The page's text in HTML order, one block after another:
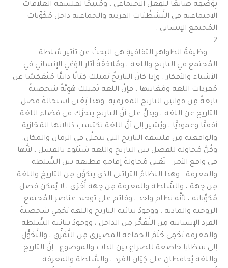
بِوَصْفِه صانعًا للفِعل الاجتماعي ، ومُنْتِجًا لفلسفة العلاقات
الاجتماعية في التَّشَظِّيَات الفردية والجماعية داخل مُكَوِّنات
المُجتمع الإنساني .
2
وظيفةُ الظواهرِ الثقافيةِ هي البحثُ عن تأثير سُلطة
المُجتمع في التاريخ واللغة ، ومُلاحَقَةُ آثار الوَعْي الإنساني في
الأشياء والأفكار . وإذا كانَ التاريخُ يَمتلك كِيَانًا ذاتيًّا مُنْعَكِسًا عن
مُفردات اللغة ومَعَانيها ، فإنَّ اللغة تَمتلك هُوِيَّةً شخصيةً
نابعةً مِن قوانين التاريخ المعرفية. وهذا يَعْني استحالةَ فصل
التاريخ عن اللغة ، ويدلُّ على أنَّ التاريخ يتحرَّك في فضاء اللغة
أفقيًّا وعموديًّا ، ويُشير إلى أنَّ اللغة تكتسب دَلالاتها المَجَازية
والواقعية مِن فلسفة التاريخ التي تتجلَّى في الزمان والمكان.
وكُلُّ مُحاولة للفصل بين التاريخ واللغة سَتَبُوء بالفشل ، لأنَّها _
في واقع الأمر _ تَعْني مُحاولةَ إقامةِ قطيعة بين السُّلطة
والمعرفة . وهذا النظامُ التراتبي الذي يتكوَّن مِن التاريخ واللغة
مِن جِهة ، والسُّلطة والمعرفة مِن جِهة أُخْرَى ، لا يُمكن فصل
مُكوِّناته ، لأنَّه نظام واحد ، وقائم على توحيد عناصر المُجتمع
الروحية والمادية . ووجودُ ثنائية التاريخ واللغة يَحْمِي شخصيةَ
الفرد الإنسانية مِن التَّفَجُّر مِن الداخل ، ووجودُ ثنائية السُّلطة
والمعرفة يَحْمِي حُلْمَ الجماعة المصيري مِن التَّمَزُّقِ ، والتَّحَوُّلِ
إلى شظايا خاضعة للصراع بين الذات والموضوع . إنَّ التاريخ
واللغة يُحافظان على كِيَان الفرد ، والسُّلطة والمعرفة